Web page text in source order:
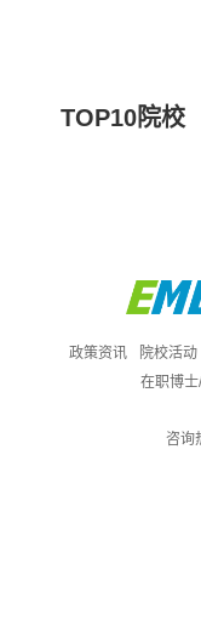
TOP10院校
政策资讯 院校活动
在职博
咨询